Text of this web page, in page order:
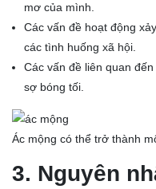
mơ của mình.
Các vấn đề hoạt động
các tình huống xã hội.
Các vấn đề liên quan
sợ bóng tối.
Ác mộng có thể trở thành
3. Nguyên